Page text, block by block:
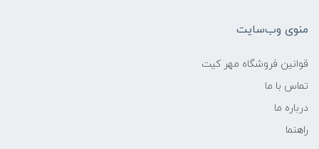
منوی وب‌سایت
قوانین فروشگاه مهر کیت
تماس با ما
درباره ما
راهنما